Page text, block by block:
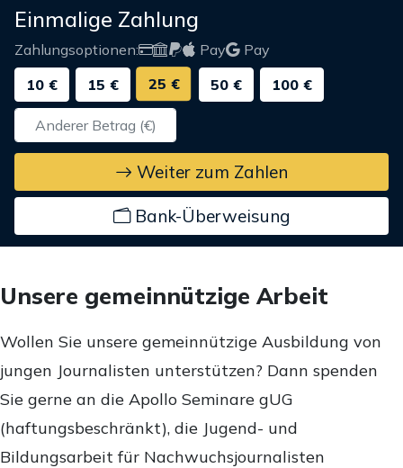
Einmalige Zahlung
Zahlungsoptionen: Pay
Pay
10 €
15 € 25 € 50 € 100 €
Weiter zum Zahlen
Bank-Überweisung
Unsere gemeinnützige Arbeit
Wollen Sie unsere gemeinnützige Ausbildung von
jungen Journalisten unterstützen? Dann spenden
Sie gerne an die Apollo Seminare gUG
(haftungsbeschränkt), die Jugend- und
Bildungsarbeit für Nachwuchsjournalisten